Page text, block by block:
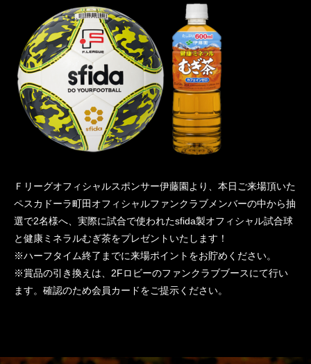
Ｆリーグオフィシャルスポンサー伊藤園より、本日ご来場頂いた
ペスカドーラ町田オフィシャルファンクラブメンバーの中から抽
選で2名様へ、実際に試合で使われたsfida製オフィシャル試合球
と健康ミネラルむぎ茶をプレゼントいたします！
※ハーフタイム終了までに来場ポイントをお貯めください。
※賞品の引き換えは、2Fロビーのファンクラブブースにて行い
ます。確認のため会員カードをご提示ください。